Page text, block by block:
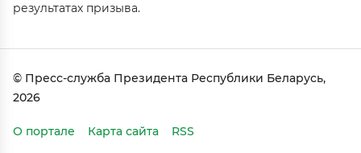
результатах призыва.
© Пресс-служба Президента Республики Беларусь,
2026
О портале Карта сайта RSS